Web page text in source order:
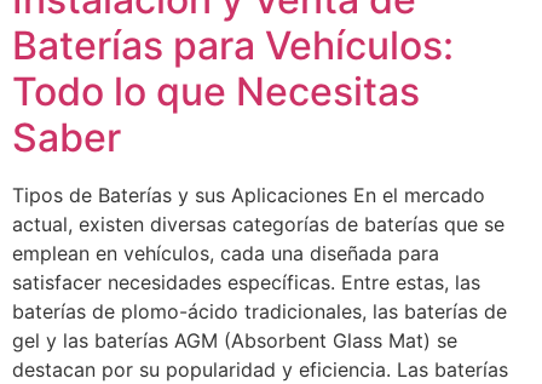
Baterías para Vehículos:
Todo lo que Necesitas
Saber
Tipos de Baterías y sus Aplicaciones En el mercado
actual, existen diversas categorías de baterías que se
emplean en vehículos, cada una diseñada para
satisfacer necesidades específicas. Entre estas, las
baterías de plomo-ácido tradicionales, las baterías de
gel y las baterías AGM (Absorbent Glass Mat) se
destacan por su popularidad y eficiencia. Las baterías